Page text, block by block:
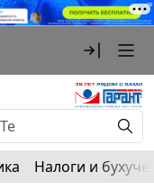
Налоги и